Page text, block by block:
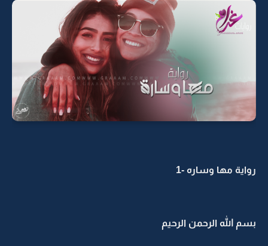
رواية مها وساره -1
بسم الله الرحمن الرحيم